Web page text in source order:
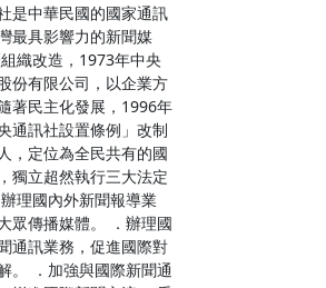
是中華民國的國家通訊
最具影響力的新聞媒
織改造，1973年中央
份有限公司，以企業方
著民主化發展，1996年
通訊社設置條例」改制
，定位為全民共有的國
獨立超然執行三大法定
理國內外新聞報導業
眾傳播媒體。 ．辦理國
通訊業務，促進國際對
。 ．加強與國際新聞通